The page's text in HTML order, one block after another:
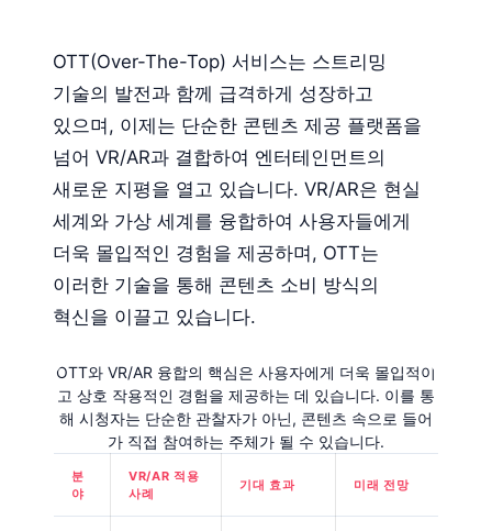
OTT(Over-The-Top) 서비스는 스트리밍
기술의 발전과 함께 급격하게 성장하고
있으며, 이제는 단순한 콘텐츠 제공 플랫폼을
넘어 VR/AR과 결합하여 엔터테인먼트의
새로운 지평을 열고 있습니다. VR/AR은 현실
세계와 가상 세계를 융합하여 사용자들에게
더욱 몰입적인 경험을 제공하며, OTT는
이러한 기술을 통해 콘텐츠 소비 방식의
혁신을 이끌고 있습니다.
OTT와 VR/AR 융합의 핵심은 사용자에게 더욱 몰입적이
고 상호 작용적인 경험을 제공하는 데 있습니다. 이를 통
해 시청자는 단순한 관찰자가 아닌, 콘텐츠 속으로 들어
가 직접 참여하는 주체가 될 수 있습니다.
분
야
VR/AR 적용
사례
기대 효과 미래 전망